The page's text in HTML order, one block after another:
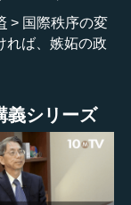
きには、国際シ
それがプラスに
いのです。
を拒む
国際秩序の変
れば、嫉妬の政
義シリーズ